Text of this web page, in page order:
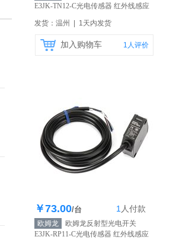
E3JK-TN12-C光电传感器 红外线感应
发货：温州 | 1天内发货
加入购物车 1 人评价
库存200个
￥73.00/台 1 人付款
欧姆龙
欧姆龙反射型光电开关
E3JK-RP11-C光电传感器 红外线感应